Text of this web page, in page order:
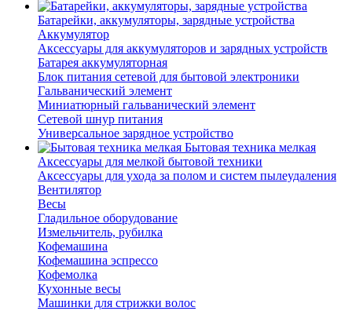
Батарейки, аккумуляторы, зарядные устройства
Аккумулятор
Аксессуары для аккумуляторов и зарядных устройств
Батарея аккумуляторная
Блок питания сетевой для бытовой электроники
Гальванический элемент
Миниатюрный гальванический элемент
Сетевой шнур питания
Универсальное зарядное устройство
Бытовая техника мелкая
Аксессуары для мелкой бытовой техники
Аксессуары для ухода за полом и систем пылеудаления
Вентилятор
Весы
Гладильное оборудование
Измельчитель, рубилка
Кофемашина
Кофемашина эспрессо
Кофемолка
Кухонные весы
Машинки для стрижки волос